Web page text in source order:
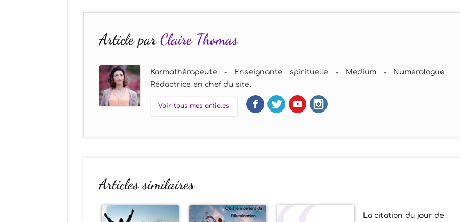
Article parClaire Thomas
Karmathérapeute - Enseignante spirituelle - Medium - Numerologue
Rédactrice en chef du site.
Voir tous mes articles
Articles similaires
La citation du jour de